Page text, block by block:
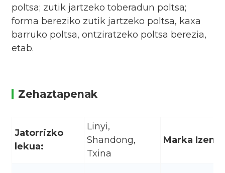
poltsa; zutik jartzeko toberadun poltsa;
forma bereziko zutik jartzeko poltsa, kaxa
barruko poltsa, ontziratzeko poltsa berezia,
etab.
Zehaztapenak
Jatorrizko
lekua:
Linyi,
Shandong,
Txina
Marka Izena: